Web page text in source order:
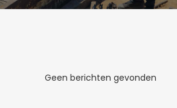
Geen berichten gevonden